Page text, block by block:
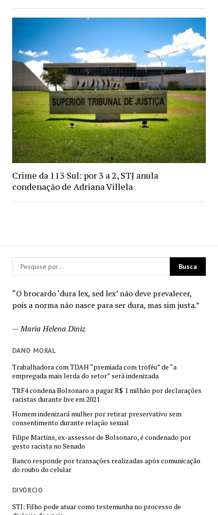
“O brocardo ‘dura lex, sed lex’ não deve prevalecer,
pois a norma não nasce para ser dura, mas sim justa.”
—Maria Helena Diniz
DANO MORAL
Trabalhadora com TDAH “premiada com troféu” de “a
empregada mais lerda do setor” será indenizada
TRF4 condena Bolsonaro a pagar R$ 1 milhão por declarações
racistas durante live em 2021
Homem indenizará mulher por retirar preservativo sem
consentimento durante relação sexual
Filipe Martins, ex-assessor de Bolsonaro, é condenado por
gesto racista no Senado
Banco responde por transações realizadas após comunicação
do roubo do celular
DIVÓRCIO
STJ: Filho pode atuar como testemunha no processo de
Crime da 113 Sul: por 3 a 2, STJ anula
condenação de Adriana Villela